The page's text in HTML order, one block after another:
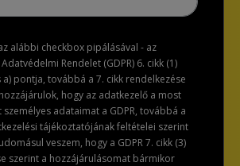
alábbi checkbox pipálásával - az
Rendelet (GDPR) 6. cikk (1)
a) pontja, továbbá a 7. cikk rendelkezése
hogy az adatkezelő a most
adataimat a GDPR, továbbá a
tájékoztatójának feltételei szerint
veszem, hogy a GDPR 7. cikk (3)
szerint a hozzájárulásomat bármikor